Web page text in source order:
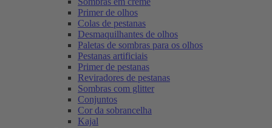
Primer de olhos
Colas de pestanas
Desmaquilhantes de olhos
Paletas de sombras para os olhos
Pestanas artificiais
Primer de pestanas
Reviradores de pestanas
Sombras com glitter
Conjuntos
Cor da sobrancelha
Kajal